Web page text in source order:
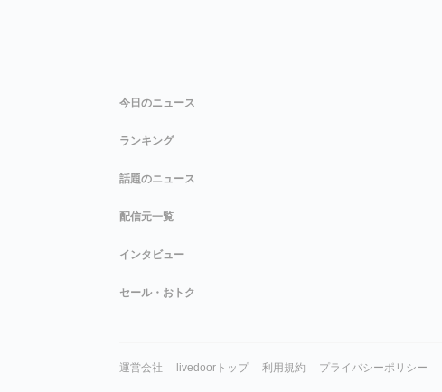
今日のニュース
ランキング
話題のニュース
配信元一覧
インタビュー
セール・おトク
運営会社 livedoorトップ 利用規約 プライバシーポリシー